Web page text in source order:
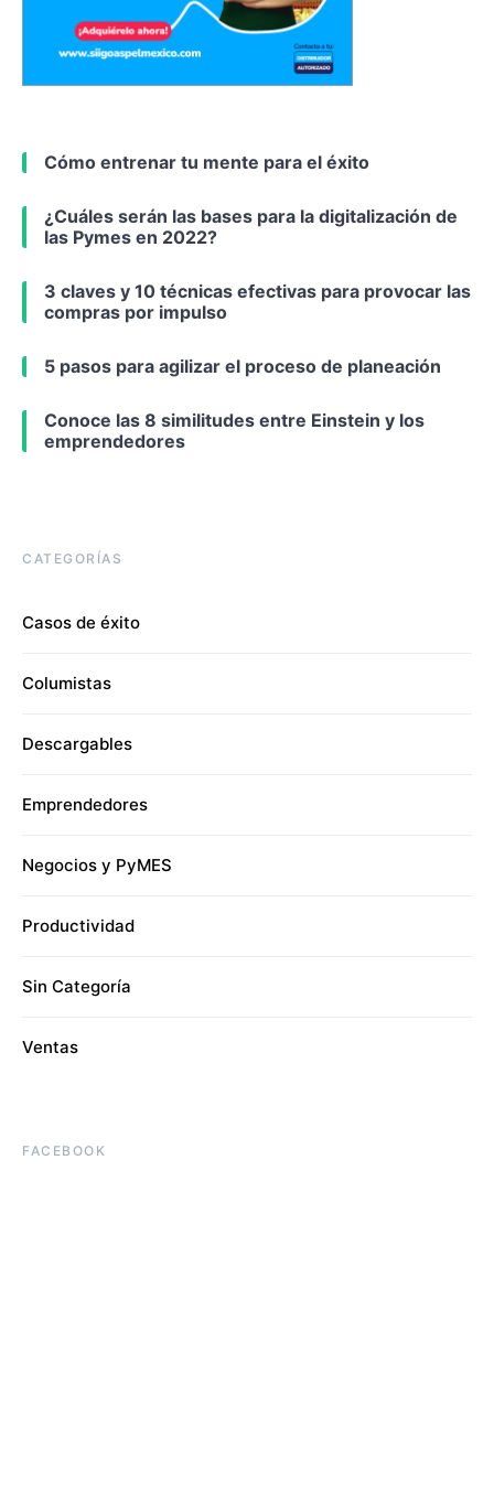
Cómo entrenar tu mente para el éxito
¿Cuáles serán las bases para la digitalización de
las Pymes en 2022?
3 claves y 10 técnicas efectivas para provocar las
compras por impulso
5 pasos para agilizar el proceso de planeación
Conoce las 8 similitudes entre Einstein y los
emprendedores
CATEGORÍAS
Casos de éxito
Columistas
Descargables
Emprendedores
Negocios y PyMES
Productividad
Sin Categoría
Ventas
FACEBOOK